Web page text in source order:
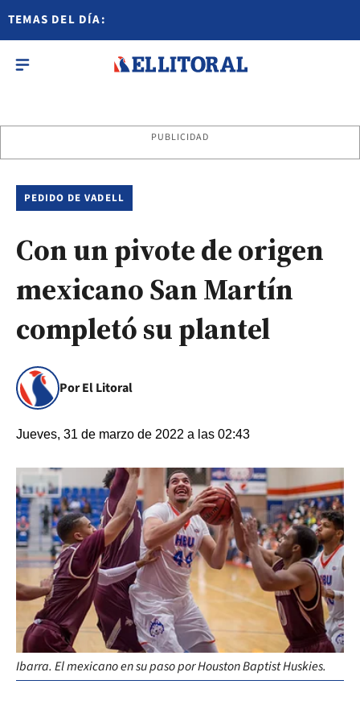
TEMAS DEL DÍA:
PUBLICIDAD
PEDIDO DE VADELL
Con un pivote de origen
mexicano San Martín
completó su plantel
Por El Litoral
Jueves, 31 de marzo de 2022 a las 02:43
Ibarra. El mexicano en su paso por Houston Baptist Huskies.